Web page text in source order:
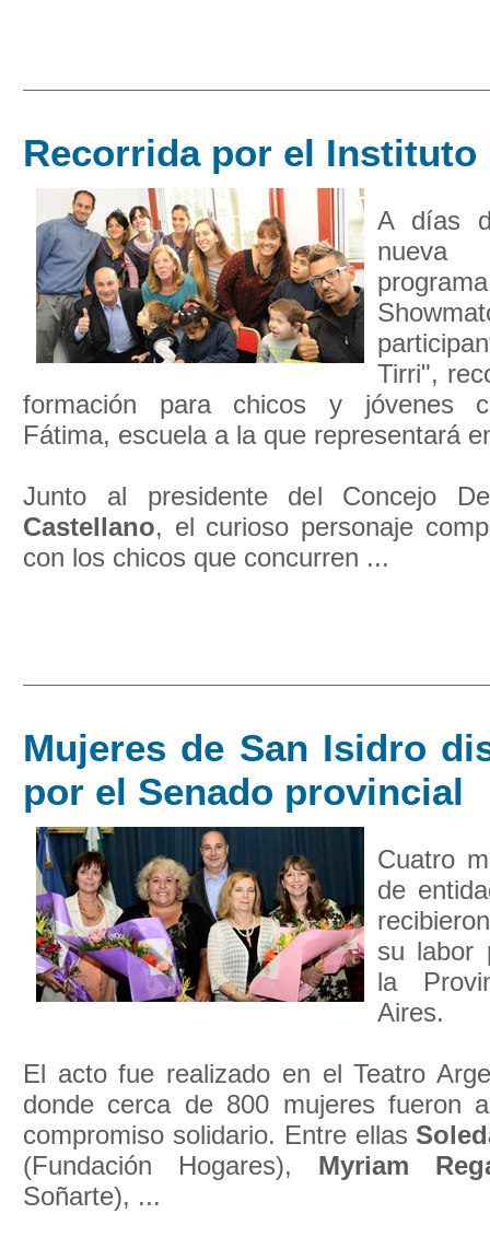
Recorrida por el Instituto
A días
nueva
Tirri",
formación para chicos y jóvenes
Fátima, escuela a la que representará
Junto al presidente del Concejo
Castellano, el curioso personaje
con los chicos que concurren ...
Mujeres de San Isidro
por el Senado provincial
Cuatro
de
su labor
la
Aires.
El acto fue realizado en el Teatro
donde cerca de 800 mujeres fueron
compromiso solidario. Entre ellas
(Fundación Hogares), Myriam
Soñarte), ...